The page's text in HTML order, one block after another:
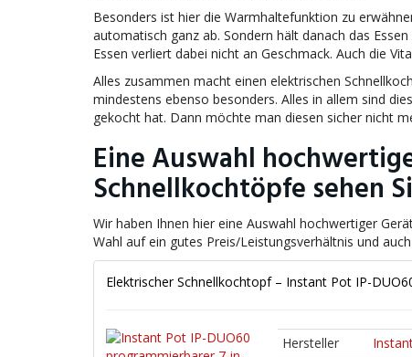
Besonders ist hier die Warmhaltefunktion zu
automatisch ganz ab. Sondern hält danach das
Essen verliert dabei nicht an Geschmack. Auch die
Alles zusammen macht einen elektrischen
mindestens ebenso besonders. Alles in allem sind
gekocht hat. Dann möchte man diesen sicher nicht
Eine Auswahl
Schnellkochtöpfe sehen
Wir haben Ihnen hier eine Auswahl hochwertiger
Wahl auf ein gutes Preis/Leistungsverhältnis und
Elektrischer Schnellkochtopf – Instant Pot IP-
Hersteller